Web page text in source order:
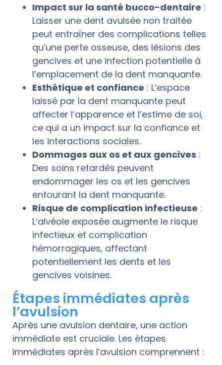
Impact sur la santé bucco-dentaire :
Laisser une dent avulsée non traitée
peut entraîner des complications telles
qu’une perte osseuse, des lésions des
gencives et une infection potentielle à
l’emplacement de la dent manquante.
Esthétique et confiance : L’espace
laissé par la dent manquante peut
affecter l’apparence et l’estime de soi,
ce qui a un impact sur la confiance et
les interactions sociales.
Dommages aux os et aux gencives :
Des soins retardés peuvent
endommager les os et les gencives
entourant la dent manquante.
Risque de complication infectieuse :
L’alvéole exposée augmente le risque
infectieux et complication
hémorragiques, affectant
potentiellement les dents et les
gencives voisines.
Étapes immédiates après
l’avulsion
Après une avulsion dentaire, une action
immédiate est cruciale. Les étapes
immédiates après l’avulsion comprennent :